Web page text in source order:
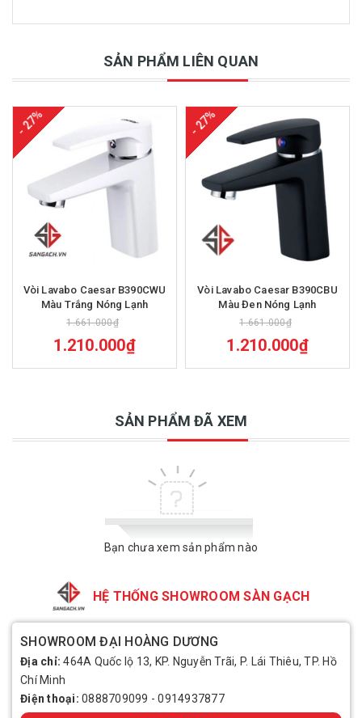
SẢN PHẨM LIÊN QUAN
- 27%
Vòi Lavabo Caesar B390CWU
Màu Trắng Nóng Lạnh
1.661.000₫
1.210.000₫
- 27%
Vòi Lavabo Caesar B390CBU
Màu Đen Nóng Lạnh
1.661.000₫
1.210.000₫
SẢN PHẨM ĐÃ XEM
Bạn chưa xem sản phẩm nào
HỆ THỐNG SHOWROOM SÀN GẠCH
SHOWROOM ĐẠI HOÀNG DƯƠNG
Địa chỉ:464A Quốc lộ 13, KP. Nguyễn Trãi, P. Lái Thiêu, TP. Hồ
Chí Minh
Điện thoại: 0888709099 -0914937877